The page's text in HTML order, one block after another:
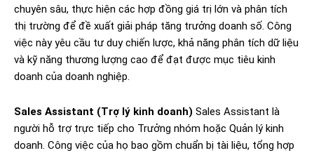
chuyên sâu, thực hiện các hợp đồng giá trị lớn và phân tích
thị trường để đề xuất giải pháp tăng trưởng doanh số. Công
việc này yêu cầu tư duy chiến lược, khả năng phân tích dữ liệu
và kỹ năng thương lượng cao để đạt được mục tiêu kinh
doanh của doanh nghiệp.
Sales Assistant (Trợ lý kinh doanh) Sales Assistant là
người hỗ trợ trực tiếp cho Trưởng nhóm hoặc Quản lý kinh
doanh. Công việc của họ bao gồm chuẩn bị tài liệu, tổng hợp